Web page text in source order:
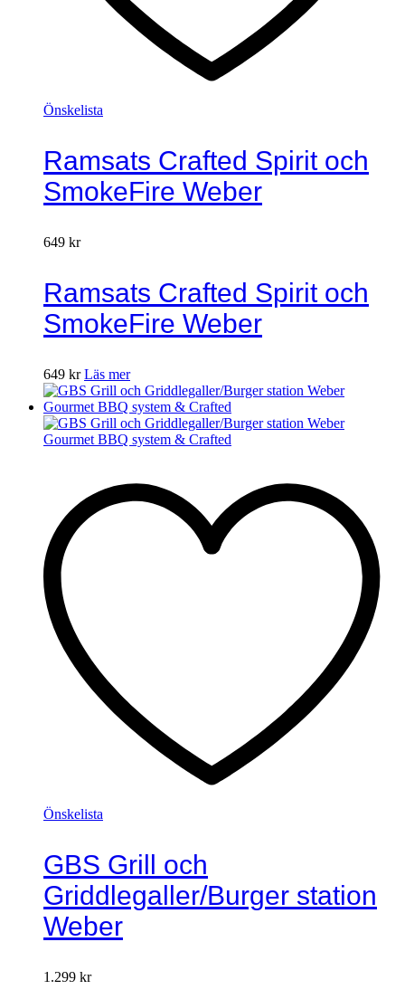
Önskelista
Ramsats Crafted Spirit och
SmokeFire Weber
649 kr
Ramsats Crafted Spirit och
SmokeFire Weber
649 kr Läs mer
Önskelista
GBS Grill och
Griddlegaller/Burger station
Weber
1.299 kr